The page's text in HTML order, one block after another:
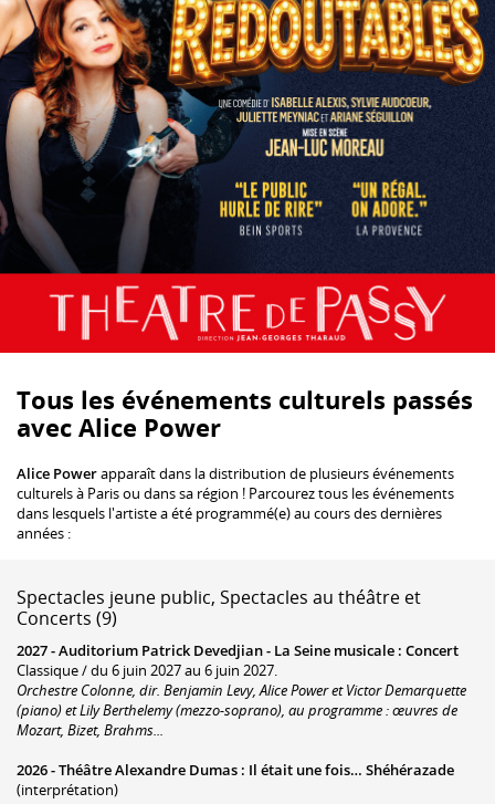
Tous les événements culturels passés
avec Alice Power
Alice Powerapparaît dans la distribution de plusieurs événements
culturels à Paris ou dans sa région ! Parcourez tous les événements
dans lesquels l'artiste a été programmé(e) au cours des dernières
années :
Spectacles jeune public, Spectacles au théâtre et
Concerts (9)
2027 -Auditorium Patrick Devedjian - La Seine musicale : Concert
Classique / du 6 juin 2027 au 6 juin 2027.
Orchestre Colonne, dir. Benjamin Levy, Alice Power et Victor Demarquette
(piano) et Lily Berthelemy (mezzo-soprano), au programme : œuvres de
Mozart, Bizet, Brahms...
2026 -Théâtre Alexandre Dumas : Il était une fois… Shéhérazade
(interprétation)